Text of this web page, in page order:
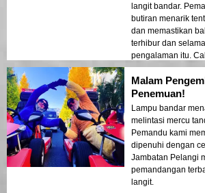
langit bandar.
butiran menarik
dan memastikan
terhibur dan
pengalaman itu.
memantulkan di
seperti mimpi yang
yang mendalam.
untuk pengunjung
merasai gabungan
pemandangan.
moden Tokyo dan
dipamerkan
malam. Saya
lawatan ini kepada
Malam
Penemuan!
Lampu bandar
melintasi mercu
Pemandu kami
dipenuhi dengan
Jambatan Pelangi
pemandangan
langit.